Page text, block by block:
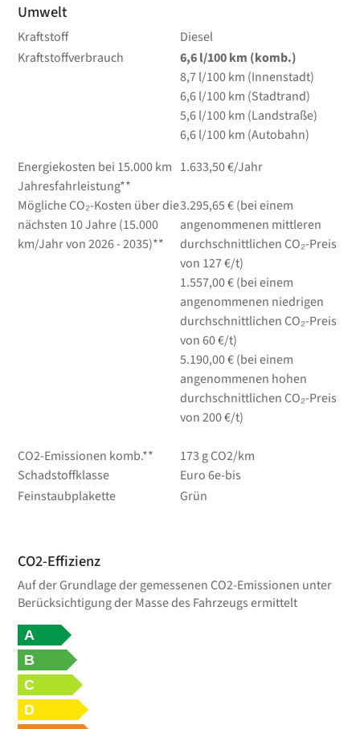
Umwelt
Kraftstoff
Diesel
Kraftstoffverbrauch
6,6l/100 km (komb.)
8,7l/100 km (Innenstadt)
6,6l/100 km (Stadtrand)
5,6l/100 km (Landstraße)
6,6l/100 km (Autobahn)
Energiekosten bei 15.000 km
Jahresfahrleistung**
1.633,50 €/Jahr
Mögliche CO₂-Kosten über die
nächsten 10 Jahre (15.000
km/Jahr von 2026 - 2035)**
3.295,65 € (bei einem
angenommenen mittleren
durchschnittlichen CO₂-Preis
von 127 €/t)
1.557,00 € (bei einem
angenommenen niedrigen
durchschnittlichen CO₂-Preis
von 60 €/t)
5.190,00 € (bei einem
angenommenen hohen
durchschnittlichen CO₂-Preis
von 200 €/t)
CO2-Emissionen komb.**
173 g CO2/km
Schadstoffklasse
Euro 6e-bis
Feinstaubplakette
Grün
CO2-Effizienz
Auf der Grundlage der gemessenen CO2-Emissionen unter
Berücksichtigung der Masse des Fahrzeugs ermittelt
A
B
C
D